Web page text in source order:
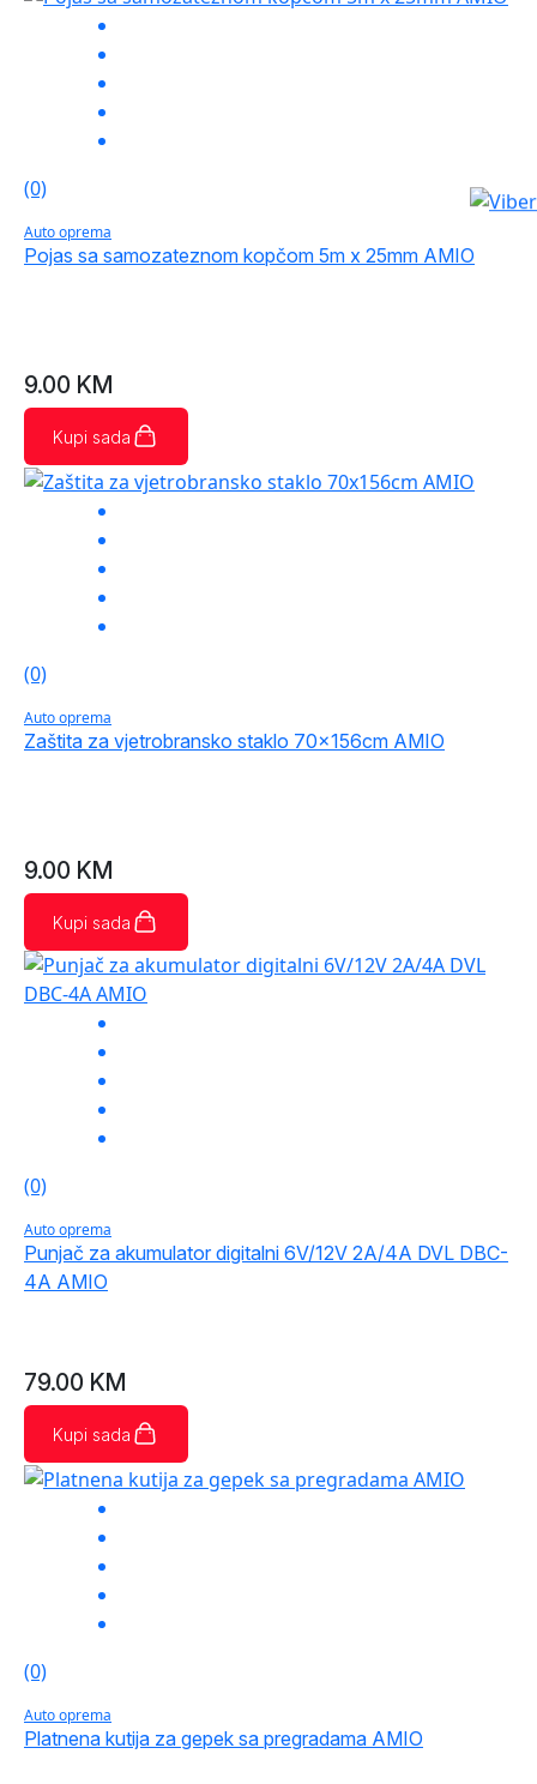
(0)
Auto oprema
Pojas sa samozateznom kopčom 5m x 25mm AMIO
9.00 KM
Kupi sada
(0)
Auto oprema
Zaštita za vjetrobransko staklo 70x156cm AMIO
9.00 KM
Kupi sada
(0)
Auto oprema
Punjač za akumulator digitalni 6V/12V 2A/4A DVL DBC-
4A AMIO
79.00 KM
Kupi sada
(0)
Auto oprema
Platnena kutija za gepek sa pregradama AMIO